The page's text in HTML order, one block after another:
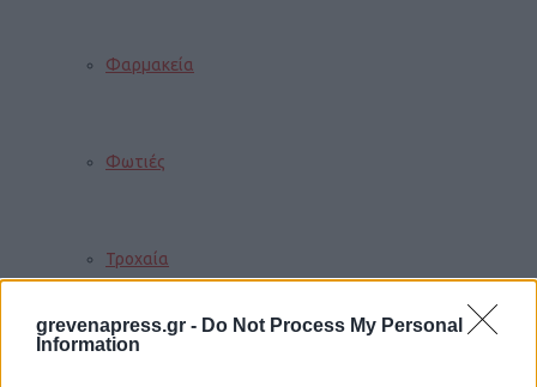
grevenapress.gr - Do Not Process My Personal
Information
Φαρμακεία
Φωτιές
Τροχαία
Σεισμοί